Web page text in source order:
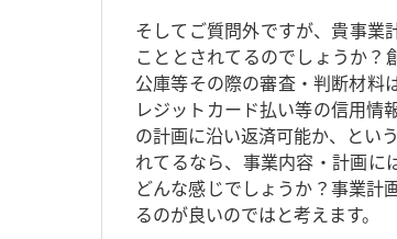
そしてご質問外ですが、貴事業
こととされてるのでしょうか
公庫等その際の審査・判断材料
レジットカード払い等の信用
の計画に沿い返済可能か、とい
れてるなら、事業内容・計画に
どんな感じでしょうか？事業計
るのが良いのではと考えます。